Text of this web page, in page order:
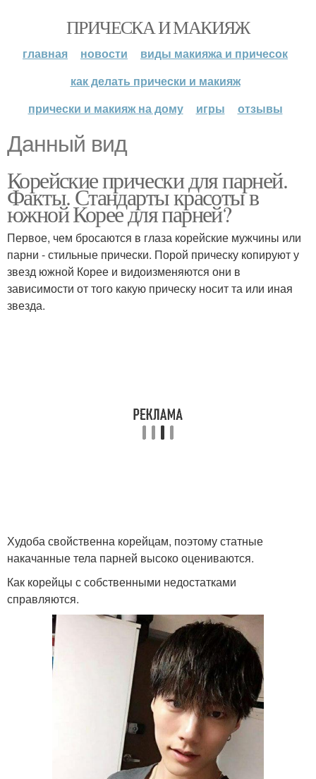
ПРИЧЕСКА И МАКИЯЖ
главная новости
виды макияжа и причесок
как делать прически и макияж
прически и макияж на дому
игры отзывы
Данный вид
Корейские прически для парней.
Факты. Стандарты красоты в
южной Корее для парней?
Первое, чем бросаются в глаза корейские мужчины или
парни - стильные прически. Порой прическу копируют у
звезд южной Корее и видоизменяются они в
зависимости от того какую прическу носит та или иная
звезда.
Худоба свойственна корейцам, поэтому статные
накачанные тела парней высоко оцениваются.
Как корейцы с собственными недостатками
справляются.